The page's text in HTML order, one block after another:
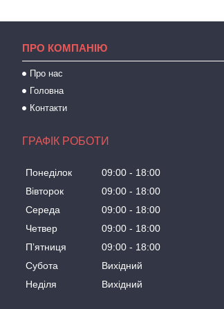
ПРО КОМПАНІЮ
Про нас
Головна
Контакти
ГРАФІК РОБОТИ
Понеділок 09:00
18:00
Вівторок
09:00
18:00
Середа
09:00
18:00
Четвер
09:00
18:00
Пʼятниця
09:00
18:00
Субота
Вихідний
Неділя
Вихідний